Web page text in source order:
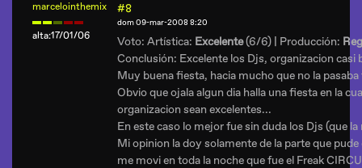
marcelointhemix
alta:17/01/06
#8
dom 09-mar-2008 8:20
Voto: Artística: Excelente(6/6) | Producción:
Conclusión: Excelente los Djs, organizacion casi
Muy buena fiesta, hacia mucho que no la pasaba
Obvio que ojala algun dia halla una fiesta en la
organizacion sean excelentes...
En este caso lo mejor fue sin duda los Djs (que
Mi opinion la doy solamente de la parte que
me movi en toda la noche que fue el Freak